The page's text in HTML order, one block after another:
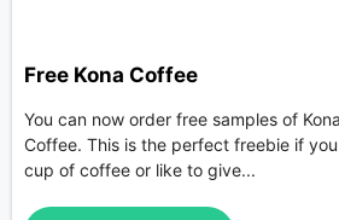
Free Kona Coffee
You can now order free samples of
Coffee. This is the perfect freebie if
cup of coffee or like to give...